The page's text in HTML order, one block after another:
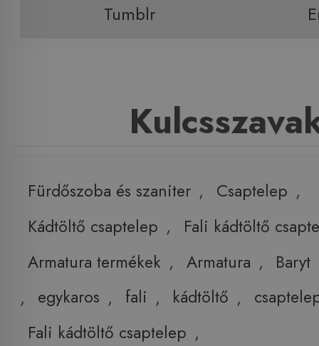
Tumblr
Fürdőszoba és szaniter , Csaptelep ,
Kádtöltő csaptelep ,
Fali kádtöltő
Armatura termékek , Armatura , Baryt
,
egykaros , fali , kádtöltő ,
Fali kádtöltő csaptelep ,